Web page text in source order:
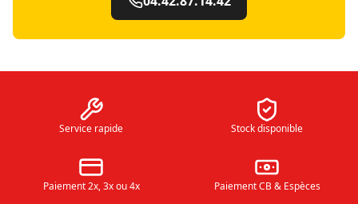
Service rapide Stock disponible
Paiement 2x, 3x ou 4x Paiement CB & Espèces